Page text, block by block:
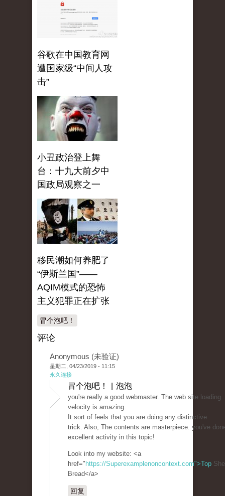
谷歌在中国教育网
遭国家级“中间人攻
击”
小丑政治登上舞
台：十九大前夕中
国政局观察之一
移民潮如何养肥了
“伊斯兰国”——
AQIM模式的恐怖
主义犯罪正在扩张
冒个泡吧！
评论
Anonymous (未验证)
星期二, 04/23/2019 - 11:15
永久连接
冒个泡吧！ | 泡泡
you're really a good webmaster. The web site loading
velocity is amazing.
It sort of feels that you are doing any distinctive
trick. Also, The contents are masterpiece. you've
excellent activity in this topic!
Look into my website: <a
href=" https://Superexamplenoncontext.com">Top
Bread</a>
回复